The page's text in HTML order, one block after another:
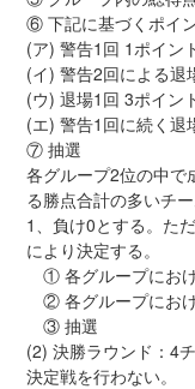
⑥ 下記に基づくポイ
(ア) 警告1回 1ポイン
(イ) 警告2回による退
(ウ) 退場1回 3ポイン
(エ) 警告1回に続く
⑦ 抽選
各グループ2位の中で
る勝点合計の多いチ
1、負け0とする。た
により決定する。
① 各グループにお
② 各グループにお
③ 抽選
(2) 決勝ラウンド：4
決定戦を行わない。